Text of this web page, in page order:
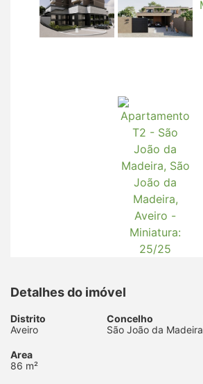
Detalhes do imóvel
Distrito
Aveiro
Concelho
São João da Madeira
Area
86 m²